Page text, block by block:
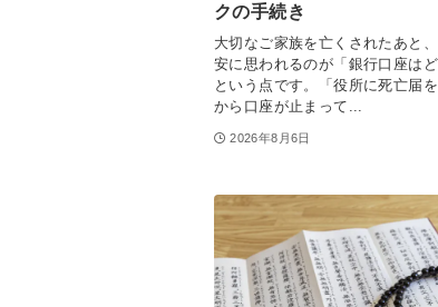
クの手続き
大切なご家族を亡くされたあと
安に思われるのが「銀行口座はど
という点です。「役所に死亡届
から口座が止まって...
2026年8月6日